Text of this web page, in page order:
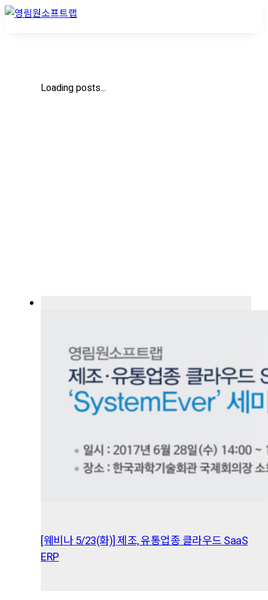
Loading posts...
[웨비나 5/23(화)] 제조, 유통업종 클라우드 SaaS
ERP